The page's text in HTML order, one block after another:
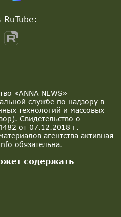
«ANNA NEWS»
службе по надзору в
технологий и массовых
Свидетельство о
от 07.12.2018 г.
агентства активная
обязательна.
содержать